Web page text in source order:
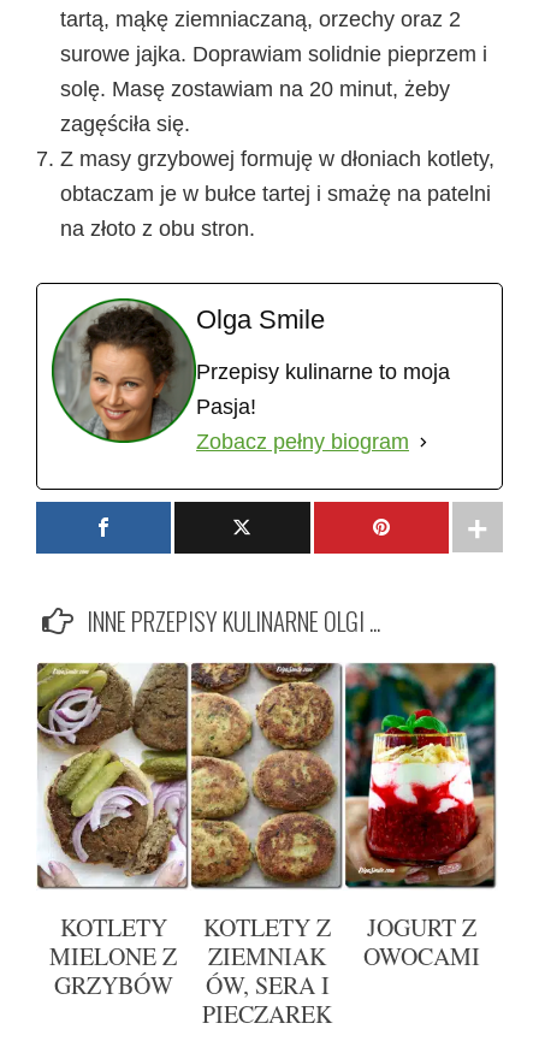
tartą, mąkę ziemniaczaną, orzechy oraz 2
surowe jajka. Doprawiam solidnie pieprzem i
solę. Masę zostawiam na 20 minut, żeby
zagęściła się.
Z masy grzybowej formuję w dłoniach kotlety,
obtaczam je w bułce tartej i smażę na patelni
na złoto z obu stron.
Olga Smile
Przepisy kulinarne to moja
Pasja!
Zobacz pełny biogram
INNE PRZEPISY KULINARNE OLGI ...
KOTLETY
MIELONE Z
GRZYBÓW
KOTLETY Z
ZIEMNIAK
ÓW, SERA I
PIECZAREK
JOGURT Z
OWOCAMI